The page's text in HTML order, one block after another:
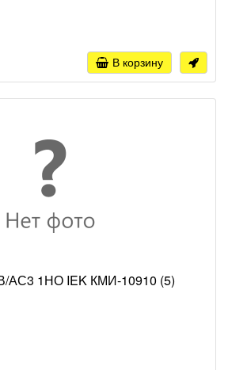
В корзину
АС3 1НО IEK КМИ-10910 (5)